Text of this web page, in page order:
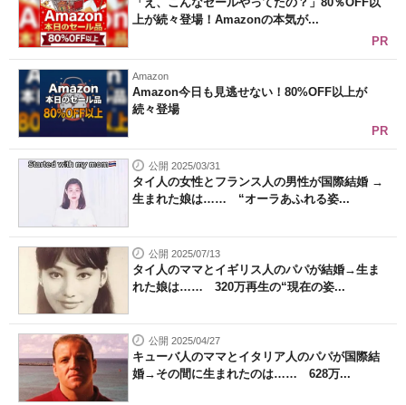
上が続々登場！Amazonの本気が...
PR
Amazon
Amazon今日も見逃せない！80%OFF以上が
続々登場
PR
公開 2025/03/31
タイ人の女性とフランス人の男性が国際結婚 →
生まれた娘は…… “オーラあふれる姿...
公開 2025/07/13
タイ人のママとイギリス人のパパが結婚→生ま
れた娘は…… 320万再生の“現在の姿...
公開 2025/04/27
キューバ人のママとイタリア人のパパが国際結
婚→その間に生まれたのは…… 628万...